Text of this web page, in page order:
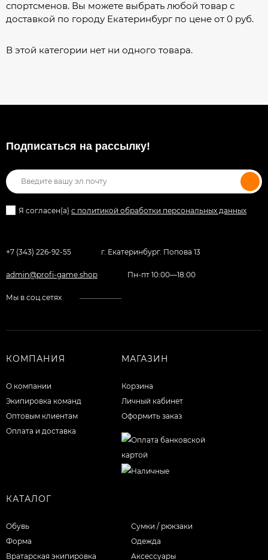
спортсменов. Вы можете выбрать любой товар с
доставкой по городу Екатеринбург по цене от 0 руб.
В этой категории нет ни одного товара.
Подписаться на рассылкy!
Я согласен(a) с политикой обработки персональных данных
+7 (343) 226-92-55 г. Екатеринбург. Попова 13
admin@profi-game.shop Пн-пт 10:00—18:00
Мы в соц.сетях
КОМПАНИЯ
О компании
Экипировка команд
Оптовым клиентам
Оплата и доставка
МАГАЗИН
Корзина
Личный кабинет
Оформить заказ
КАТАЛОГ
Обувь
Форма
Вратарская экипировка
Сумки / рюкзаки
Одежда
Аксессуары